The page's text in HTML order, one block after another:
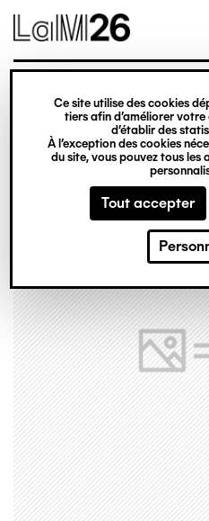
Gestion des cookies
Ce site utilise des cookies
tiers afin d’améliorer
d’établir des
À l’exception des cookies
du site, vous pouvez tous les
Tout accepter
contenu